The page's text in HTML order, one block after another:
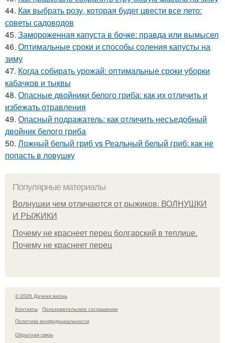
44. Как выбрать розу, которая будет цвести все лето:
советы садоводов
45. Замороженная капуста в бочке: правда или вымысел
46. Оптимальные сроки и способы соления капусты на
зиму
47. Когда собирать урожай: оптимальные сроки уборки
кабачков и тыквы
48. Опасные двойники белого гриба: как их отличить и
избежать отравления
49. Опасный подражатель: как отличить несъедобный
двойник белого гриба
50. Ложный белый гриб vs Реальный белый гриб: как не
попасть в ловушку
Популярные материалы
Волнушки чем отличаются от рыжиков. ВОЛНУШКИ
И РЫЖИКИ
Почему не краснеет перец болгарский в теплице.
Почему не краснеет перец
© 2026 Дачная жизнь
Контакты
Пользовательское соглашение
Политика конфидециальности
Обратная связь